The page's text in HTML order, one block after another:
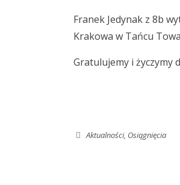
Franek Jedynak z 8b
Krakowa w Tańcu
Gratulujemy i życzymy
Aktualności, Osiągnięcia